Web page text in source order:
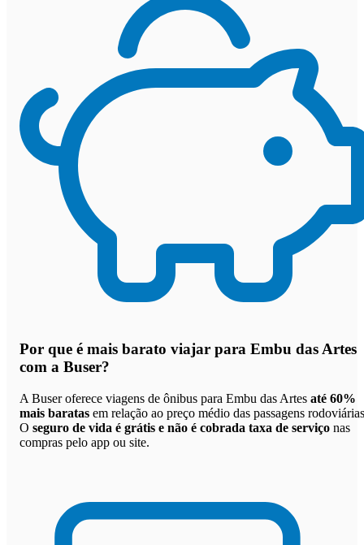
Por que é mais barato viajar para Embu das Artes
com a Buser?
A Buser oferece viagens de ônibus para Embu das Artes até 60%
mais baratas em relação ao preço médio das passagens
O seguro de vida é grátis e não é cobrada taxa de serviço nas
compras pelo app ou site.